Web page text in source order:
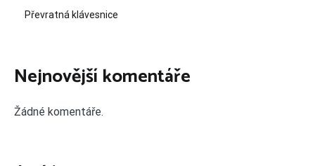
Převratná klávesnice
Nejnovější komentáře
Žádné komentáře.